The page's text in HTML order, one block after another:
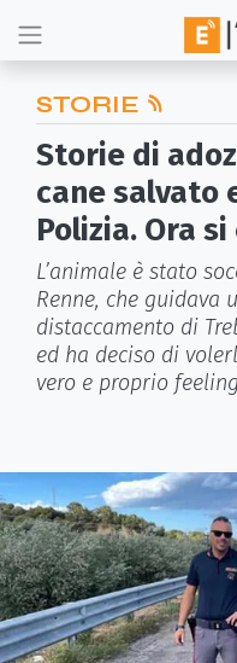
STORIE
Storie di
cane salvato
Polizia. Ora
L’animale è stato
Renne, che guidava
distaccamento di
ed ha deciso di
vero e proprio